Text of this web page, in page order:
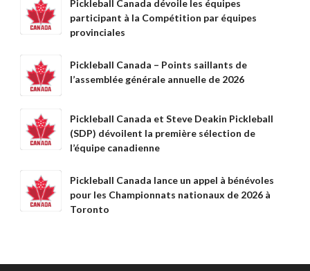
Bulletins d’assurance
Partenaires nationaux
Solutions
numériques/logicielles
Pickleball Canada dévoile les équipes
participant à la Compétition par équipes
provinciales
Pickleball Canada – Points saillants de
l’assemblée générale annuelle de 2026
Pickleball Canada et Steve Deakin Pickleball
(SDP) dévoilent la première sélection de
l’équipe canadienne
Pickleball Canada lance un appel à bénévoles
pour les Championnats nationaux de 2026 à
Toronto